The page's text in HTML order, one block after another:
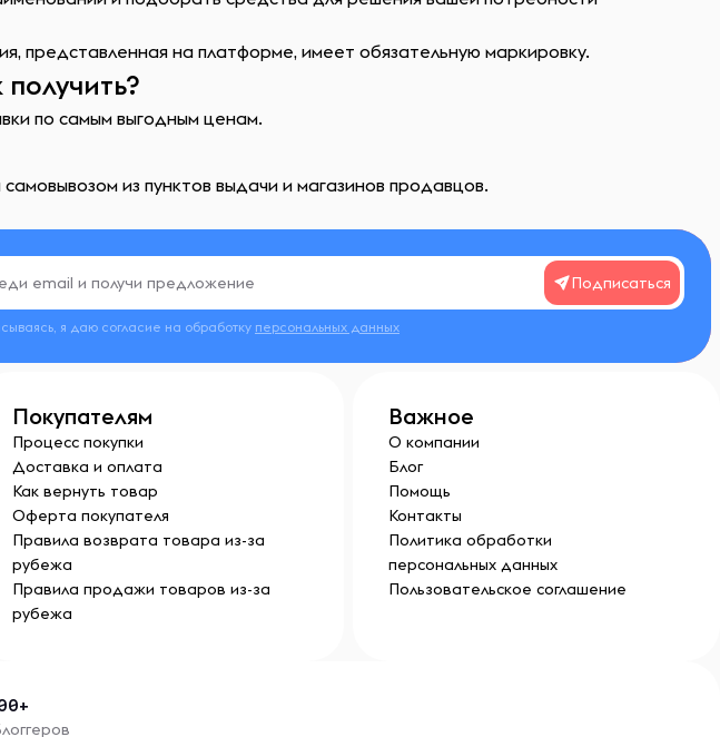
представленная на платформе, имеет обязательную маркировку.
по самым выгодным ценам.
из пунктов выдачи и магазинов продавцов.
Подписаться
я даю согласие на обработку персональных данных
Покупателям
Процесс покупки
Доставка и оплата
Как вернуть товар
Оферта покупателя
Правила возврата товара из-за
рубежа
Правила продажи товаров из-за
рубежа
Важное
О компании
Блог
Помощь
Контакты
Политика обработки
персональных данных
Пользовательское соглашение